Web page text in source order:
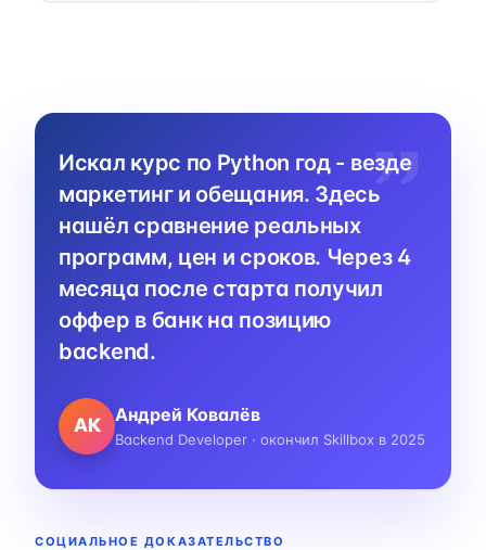
Искал курс по Python год - везде
маркетинг и обещания. Здесь
нашёл сравнение реальных
программ, цен и сроков. Через 4
месяца после старта получил
оффер в банк на позицию
backend.
АК Андрей Ковалёв
Backend Developer · окончил Skillbox в 2025
СОЦИАЛЬНОЕ ДОКАЗАТЕЛЬСТВО